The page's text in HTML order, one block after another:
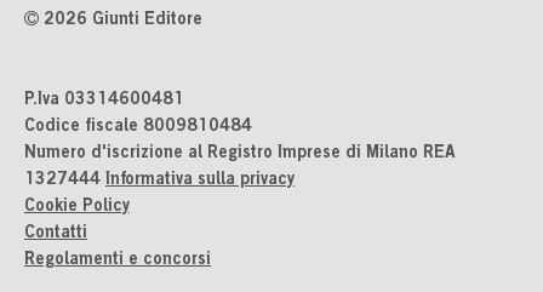
2026 Giunti Editore
P.Iva 03314600481
Codice fiscale 8009810484
Numero d'iscrizione al Registro Imprese di Milano REA
1327444 Informativa sulla privacy
Cookie Policy
Contatti
Regolamenti e concorsi